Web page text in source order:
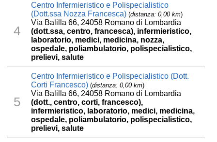
4
Centro Infermieristico e Polispecialistico
(Dott.ssa Nozza Francesca) (distanza: 0,00 km)
Via Balilla 66, 24058 Romano di Lombardia
(dott.ssa, centro, francesca), infermieristico,
laboratorio, medici, medicina, nozza,
ospedale, poliambulatorio, polispecialistico,
prelievi, salute
5
Centro Infermieristico e Polispecialistico (Dott.
Corti Francesco) (distanza: 0,00 km)
Via Balilla 66, 24058 Romano di Lombardia
(dott., centro, corti, francesco),
infermieristico, laboratorio, medici, medicina,
ospedale, poliambulatorio, polispecialistico,
prelievi, salute